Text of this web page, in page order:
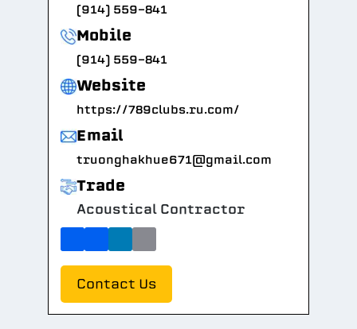
(914) 559-841
Mobile
(914) 559-841
Website
https://789clubs.ru.com/
Email
truonghakhue671@gmail.com
Trade
Acoustical Contractor
Contact Us